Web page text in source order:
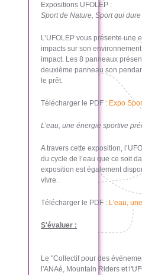
Expositions UFOLEP :
Sport de Nature, Sport qui dure
L’UFOLEP vous présente
impacts sur son
impact. Les 8 panneaux
deuxième panneau son
le prêt.
Télécharger le PDF : Expo
L’eau, une énergie sportive
A travers cette exposition,
du cycle de l’eau que ce soit
exposition est également
vivre.
Télécharger le PDF : L'eau,
S'évaluer :
Le "Collectif pour des
l'ANAé, Mountain Riders et